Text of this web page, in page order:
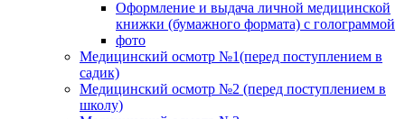
Оформление и выдача личной медицинской
книжки (бумажного формата) с голограммой
фото
Медицинский осмотр №1(перед поступлением в
садик)
Медицинский осмотр №2 (перед поступлением в
школу)